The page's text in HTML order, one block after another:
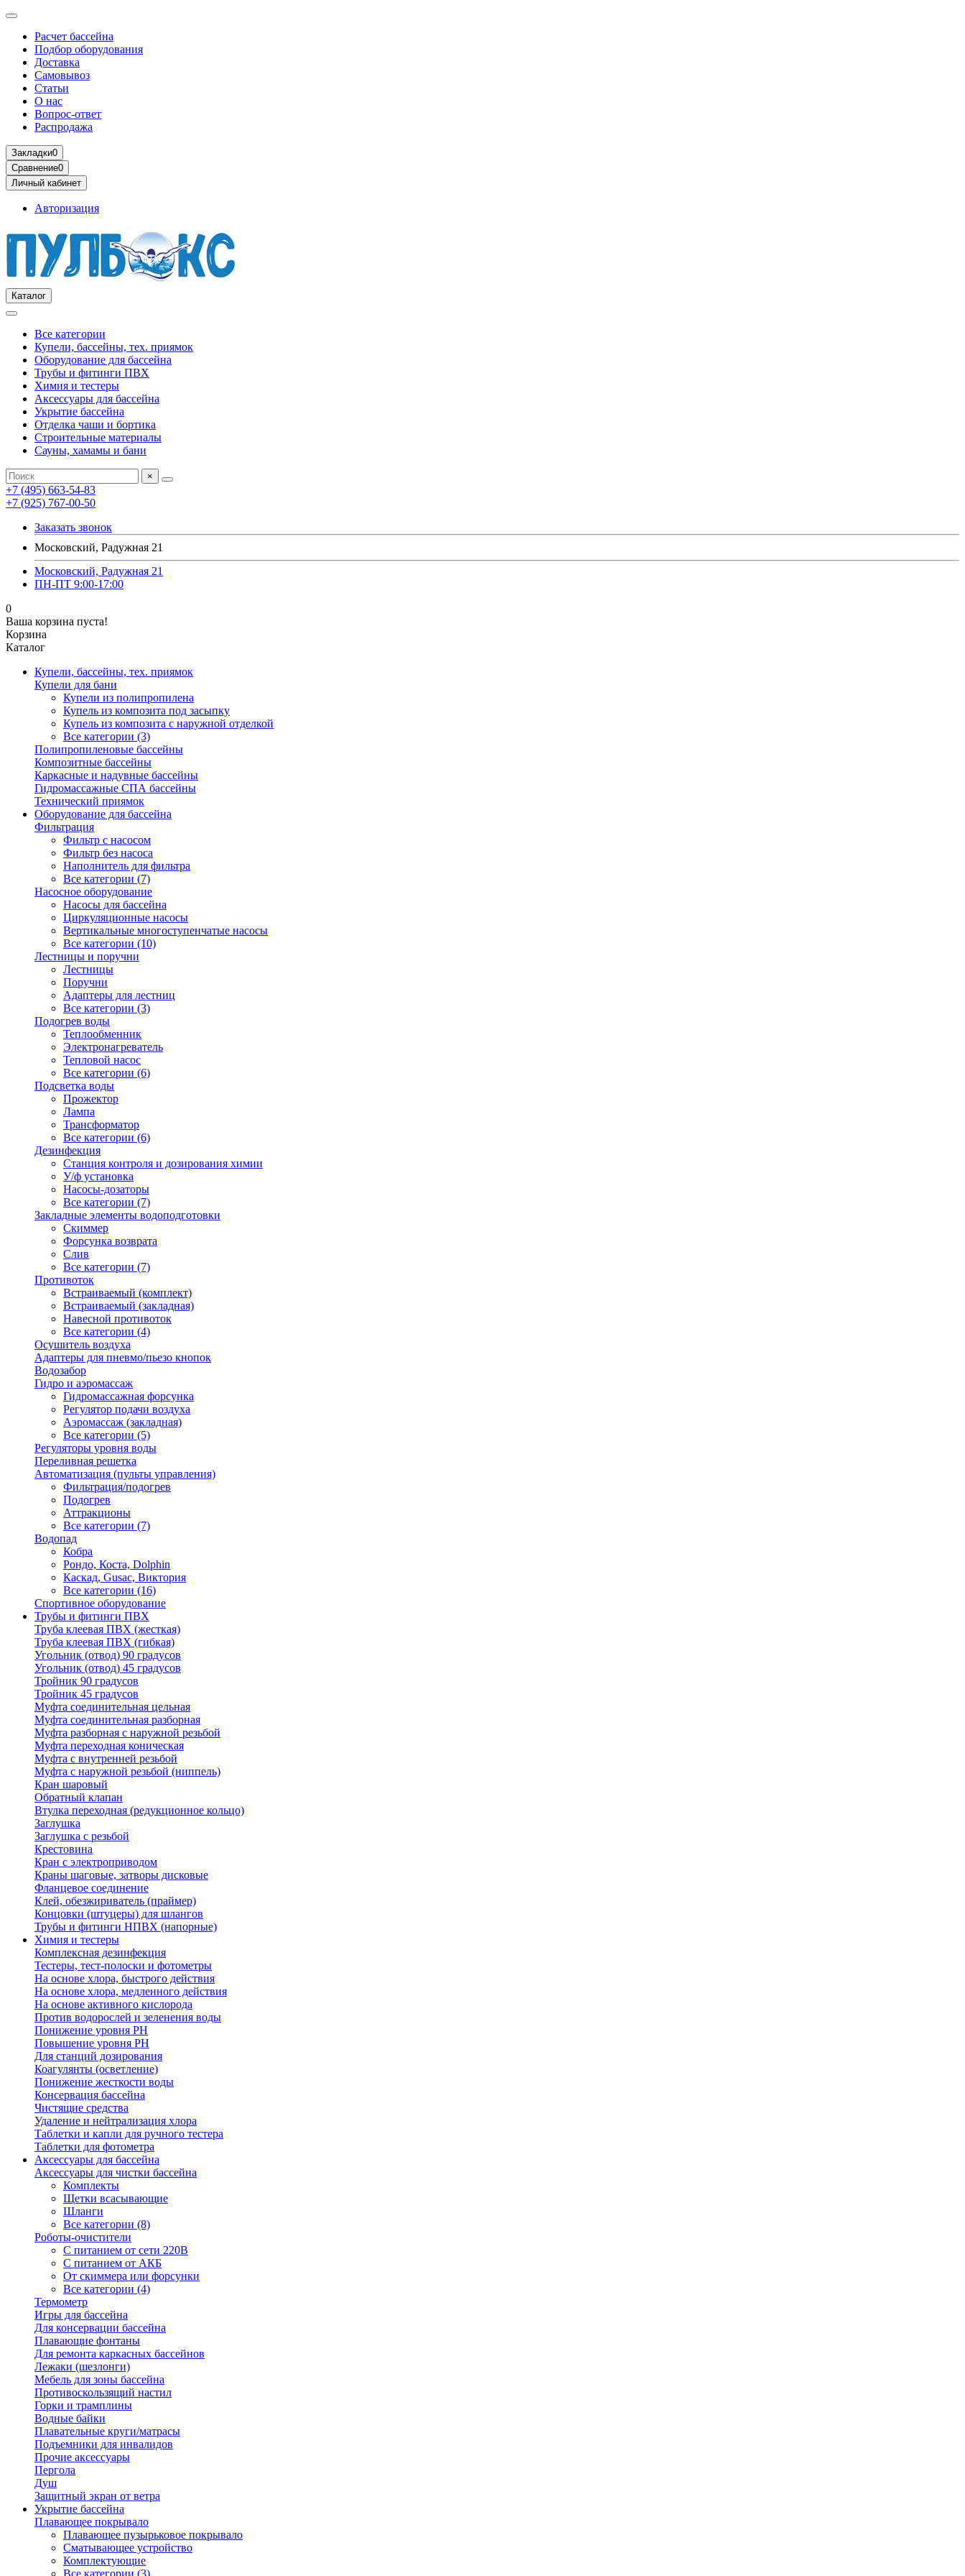
Расчет бассейна
Подбор оборудования
Доставка
Самовывоз
Статьи
О нас
Вопрос-ответ
Распродажа
Закладки0
Сравнение0
Личный кабинет
Авторизация
Каталог
Все категории
Купели, бассейны, тех. приямок
Оборудование для бассейна
Трубы и фитинги ПВХ
Химия и тестеры
Аксессуары для бассейна
Укрытие бассейна
Отделка чаши и бортика
Строительные материалы
Сауны, хамамы и бани
×
+7 (495) 663-54-83
+7 (925) 767-00-50
Заказать звонок
Московский, Радужная 21
Московский, Радужная 21
ПН-ПТ 9:00-17:00
0
Ваша корзина пуста!
Корзина
Каталог
Купели, бассейны, тех. приямок
Купели для бани
Купели из полипропилена
Купель из композита под засыпку
Купель из композита с наружной отделкой
Все категории (3)
Полипропиленовые бассейны
Композитные бассейны
Каркасные и надувные бассейны
Гидромассажные СПА бассейны
Технический приямок
Оборудование для бассейна
Фильтрация
Фильтр с насосом
Фильтр без насоса
Наполнитель для фильтра
Все категории (7)
Насосное оборудование
Насосы для бассейна
Циркуляционные насосы
Вертикальные многоступенчатые насосы
Все категории (10)
Лестницы и поручни
Лестницы
Поручни
Адаптеры для лестниц
Все категории (3)
Подогрев воды
Теплообменник
Электронагреватель
Тепловой насос
Все категории (6)
Подсветка воды
Прожектор
Лампа
Трансформатор
Все категории (6)
Дезинфекция
Станция контроля и дозирования химии
У/ф установка
Насосы-дозаторы
Все категории (7)
Закладные элементы водоподготовки
Скиммер
Форсунка возврата
Слив
Все категории (7)
Противоток
Встраиваемый (комплект)
Встраиваемый (закладная)
Навесной противоток
Все категории (4)
Осушитель воздуха
Адаптеры для пневмо/пьезо кнопок
Водозабор
Гидро и аэромассаж
Гидромассажная форсунка
Регулятор подачи воздуха
Аэромассаж (закладная)
Все категории (5)
Регуляторы уровня воды
Переливная решетка
Автоматизация (пульты управления)
Фильтрация/подогрев
Подогрев
Аттракционы
Все категории (7)
Водопад
Кобра
Рондо, Коста, Dolphin
Каскад, Gusac, Виктория
Все категории (16)
Спортивное оборудование
Трубы и фитинги ПВХ
Труба клеевая ПВХ (жесткая)
Труба клеевая ПВХ (гибкая)
Угольник (отвод) 90 градусов
Угольник (отвод) 45 градусов
Тройник 90 градусов
Тройник 45 градусов
Муфта соединительная цельная
Муфта соединительная разборная
Муфта разборная с наружной резьбой
Муфта переходная коническая
Муфта с внутренней резьбой
Муфта с наружной резьбой (ниппель)
Кран шаровый
Обратный клапан
Втулка переходная (редукционное кольцо)
Заглушка
Заглушка с резьбой
Крестовина
Кран с электроприводом
Краны шаговые, затворы дисковые
Фланцевое соединение
Клей, обезжириватель (праймер)
Концовки (штуцеры) для шлангов
Трубы и фитинги НПВХ (напорные)
Химия и тестеры
Комплексная дезинфекция
Тестеры, тест-полоски и фотометры
На основе хлора, быстрого действия
На основе хлора, медленного действия
На основе активного кислорода
Против водорослей и зеленения воды
Понижение уровня РН
Повышение уровня РН
Для станций дозирования
Коагулянты (осветление)
Понижение жесткости воды
Консервация бассейна
Чистящие средства
Удаление и нейтрализация хлора
Таблетки и капли для ручного тестера
Таблетки для фотометра
Аксессуары для бассейна
Аксессуары для чистки бассейна
Комплекты
Щетки всасывающие
Шланги
Все категории (8)
Роботы-очистители
С питанием от сети 220В
С питанием от АКБ
От скиммера или форсунки
Все категории (4)
Термометр
Игры для бассейна
Для консервации бассейна
Плавающие фонтаны
Для ремонта каркасных бассейнов
Лежаки (шезлонги)
Мебель для зоны бассейна
Противоскользящий настил
Горки и трамплины
Водные байки
Плавательные круги/матрасы
Подъемники для инвалидов
Прочие аксессуары
Пергола
Душ
Защитный экран от ветра
Укрытие бассейна
Плавающее покрывало
Плавающее пузырьковое покрывало
Сматывающее устройство
Комплектующие
Все категории (3)